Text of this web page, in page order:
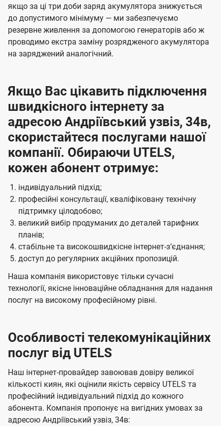
якщо за ці три доби заряд акумулятора знижується
до допустимого мінімуму — ми забезпечуємо
резервне живлення за допомогою генераторів або ж
проводимо екстра заміну розрядженого акумулятора
на заряджений аналогічний.
Якщо Вас цікавить підключення
швидкісного інтернету за
адресою Андріївський узвіз, 34в,
скористайтеся послугами нашої
компанії. Обираючи UTELS,
кожен абонент отримує:
індивідуальний підхід;
професійні консультації, кваліфіковану технічну
підтримку цілодобово;
великий вибір продуманих до деталей тарифних
планів;
стабільне та високошвидкісне інтернет-зʼєднання;
доступ до регулярних акційних пропозицій.
Наша компанія використовує тільки сучасні
технології, якісне інноваційне обладнання для надання
послуг на високому професійному рівні.
Особливості телекомунікаційних
послуг від UTELS
Наш інтернет-провайдер завоював довіру великої
кількості киян, які оцінили якість сервісу UTELS та
професійний індивідуальний підхід до кожного
абонента. Компанія пропонує на вигідних умовах за
адресою Андріївський узвіз, 34в: